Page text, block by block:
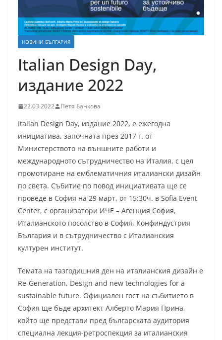
НОВИНИ БЪЛГАРИЯ
Italian Design Day,
издание 2022
22.03.2022 Петя Банкова
Italian Design Day, издание 2022, е ежегодна
инициатива, започната през 2017 г. от
Министерството на външните работи и
международното сътрудничество на Италия, с цел
промотиране на емблематичния италиански дизайн
по света. Събитие по повод инициативата ще се
проведе в София на 29 март, от 15:30ч. в Sofia Event
Center, с организатори ИЧЕ – Агенция София,
Италианското посолство в София, Конфиндустрия
България и в сътрудничество с Италианския
културен институт.
Темата на тазгодишния ден на италианския дизайн е
Re-Generation, Design and new technologies for a
sustainable future. Официален гост на събитието в
София ще бъде архитект Алберто Мария Прина,
който ще представи пред българската аудитория
специална лекция-ретроспекция за италианския